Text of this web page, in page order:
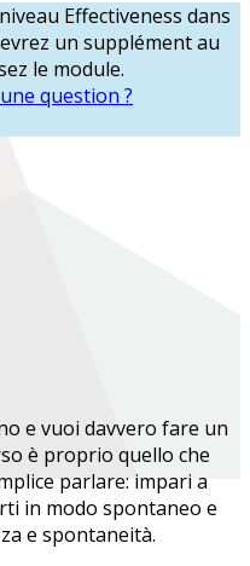
Effectiveness dans
un supplément au
le module.
question ?
e vuoi davvero fare un
è proprio quello che
parlare: impari a
in modo spontaneo e
e spontaneità.